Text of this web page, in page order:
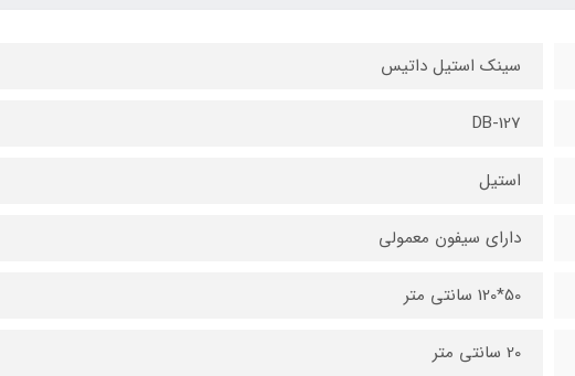
سینک استیل داتیس
DB-127
استیل
دارای سیفون معمولی
50*120 سانتی متر
20 سانتی متر